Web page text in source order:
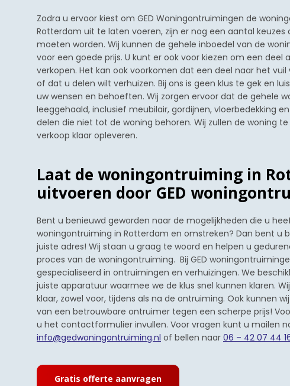
Zodra u ervoor kiest om GED Woningontruimingen de
Rotterdam uit te laten voeren, zijn er nog een aantal keuzes
moeten worden. Wij kunnen de gehele inboedel van de
voor een goede prijs. U kunt er ook voor kiezen om een deel
verkopen. Het kan ook voorkomen dat een deel naar het
of dat u delen wilt verhuizen. Bij ons is geen klus te gek en
uw wensen en behoeften. Wij zorgen ervoor dat de gehele
leeggehaald, inclusief meubilair, gordijnen, vloerbedekking
delen die niet tot de woning behoren. Wij zullen de woning
verkoop klaar opleveren.
Laat de woningontruiming in
uitvoeren door GED
Bent u benieuwd geworden naar de mogelijkheden die u
woningontruiming in Rotterdam en omstreken? Dan bent u
juiste adres! Wij staan u graag te woord en helpen u
proces van de woningontruiming. Bij GED
gespecialiseerd in ontruimingen en verhuizingen. We
juiste apparatuur waarmee we de klus snel kunnen klaren.
klaar, zowel voor, tijdens als na de ontruiming. Ook kunnen
van een betrouwbare ontruimer tegen een scherpe prijs!
u het contactformulier invullen. Voor vragen kunt u mailen
info@gedwoningontruiming.nl of bellen naar 06 – 42 07 44
Gratis offerte aanvragen